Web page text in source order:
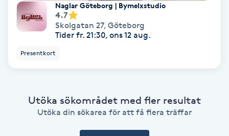
Powder brows
PRX-T33
Naglar Göteborg | Bymelxstudio
4.7
Skolgatan 27, Göteborg
Tider fr. 21:30, ons 12 aug.
Presentkort
Utöka sökområdet med fler resultat
Utöka din sökarea för att få flera träffar